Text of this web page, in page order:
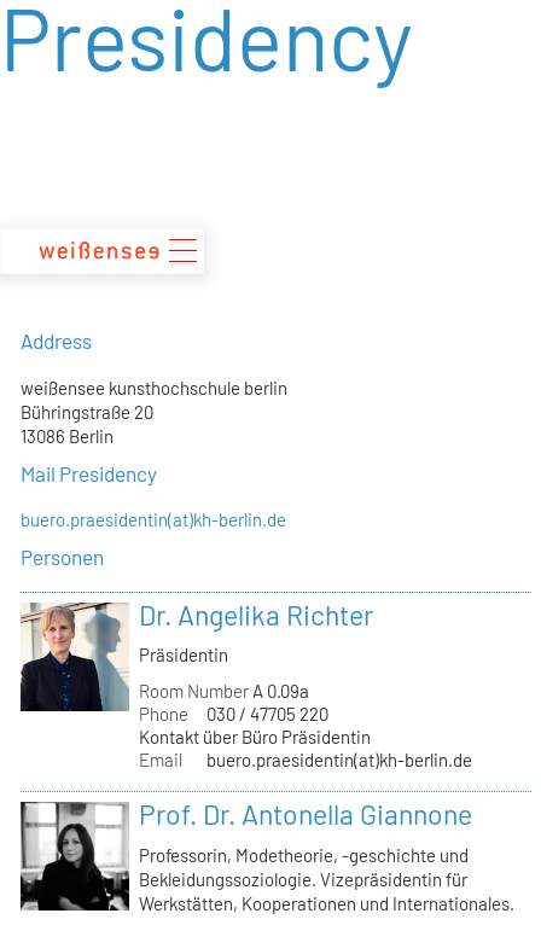
zum
Inhalt
Presidency
Address
weißensee kunsthochschule berlin
Bühringstraße 20
13086 Berlin
Mail Presidency
buero.praesidentin(at)kh-berlin.de
Personen
Dr. Angelika Richter
Präsidentin
Room Number A 0.09a
Phone
030 / 47705 220
Kontakt über Büro Präsidentin
Email
buero.praesidentin(at)kh-berlin.de
Prof. Dr. Antonella Giannone
Professorin, Modetheorie, -geschichte und
Bekleidungssoziologie. Vizepräsidentin für
Werkstätten, Kooperationen und Internationales.